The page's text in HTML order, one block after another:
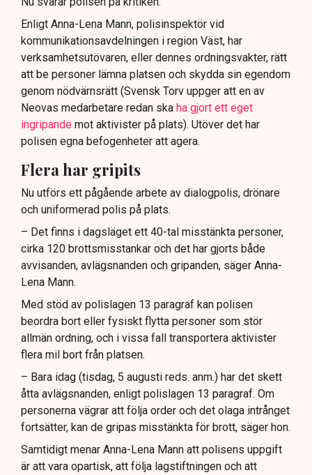
Enligt Anna-Lena Mann, polisinspektör vid
kommunikationsavdelningen i region Väst, har
verksamhetsutövaren, eller dennes ordningsvakter, rätt
att be personer lämna platsen och skydda sin egendom
genom nödvärnsrätt (Svensk Torv uppger att en av
Neovas medarbetare redan ska ha gjort ett eget
ingripande mot aktivister på plats). Utöver det har
polisen egna befogenheter att agera.
Flera har gripits
Nu utförs ett pågående arbete av dialogpolis, drönare
och uniformerad polis på plats.
– Det finns i dagsläget ett 40-tal misstänkta personer,
cirka 120 brottsmisstankar och det har gjorts både
avvisanden, avlägsnanden och gripanden, säger Anna-
Lena Mann.
Med stöd av polislagen 13 paragraf kan polisen
beordra bort eller fysiskt flytta personer som stör
allmän ordning, och i vissa fall transportera aktivister
flera mil bort från platsen.
– Bara idag (tisdag, 5 augusti reds. anm.) har det skett
åtta avlägsnanden, enligt polislagen 13 paragraf. Om
personerna vägrar att följa order och det olaga intrånget
fortsätter, kan de gripas misstänkta för brott, säger hon.
Samtidigt menar Anna-Lena Mann att polisens uppgift
är att vara opartisk, att följa lagstiftningen och att